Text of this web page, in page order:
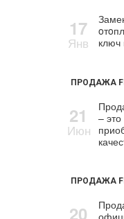
17
Янв
ПРОДАЖА
21
Июн
–
ПРОДАЖА
20